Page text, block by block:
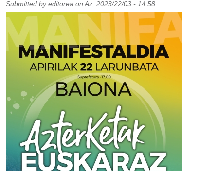
Submitted by editorea on Az, 2023/22/03 - 14:58